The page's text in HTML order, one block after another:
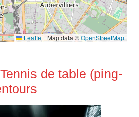
Leaflet | Map data ©OpenStreetMap
de table (ping-